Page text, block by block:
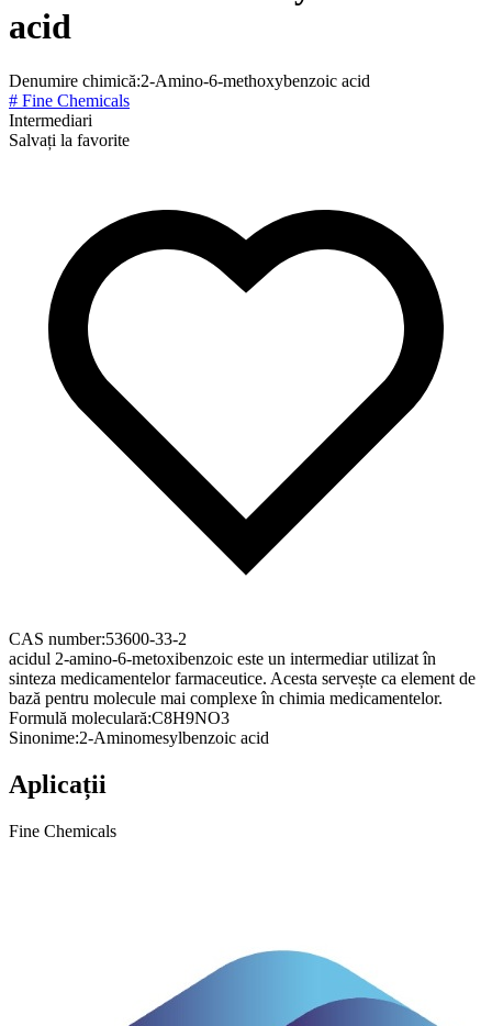
acid
Denumire chimică:2-Amino-6-methoxybenzoic acid
# Fine Chemicals
Intermediari
Salvați la favorite
CAS number:53600-33-2
acidul 2-amino-6-metoxibenzoic este un intermediar utilizat în
sinteza medicamentelor farmaceutice. Acesta servește ca element de
bază pentru molecule mai complexe în chimia medicamentelor.
Formulă moleculară:C8H9NO3
Sinonime:2-Aminomesylbenzoic acid
Aplicații
Fine Chemicals